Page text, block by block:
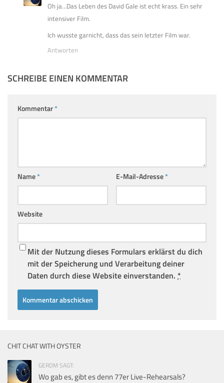
Oh ja…Das Leben des David Gale ist echt krass. Ein sehr
intensiver Film.
Ich wusste garnicht, dass das sein letzter Film war.
Antworten
SCHREIBE EINEN KOMMENTAR
Kommentar*
Name* E-Mail-Adresse*
Website
Mit der Nutzung dieses Formulars erklärst du dich
mit der Speicherung und Verarbeitung deiner
Daten durch diese Website einverstanden. *
CHIT CHAT WITH OYSTER
GERDM SAGT:
Wo gab es, gibt es denn 77er Live-Rehearsals?